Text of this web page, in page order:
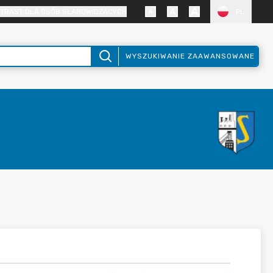
WYSZUKIWANIE ZAAWANSOWANE